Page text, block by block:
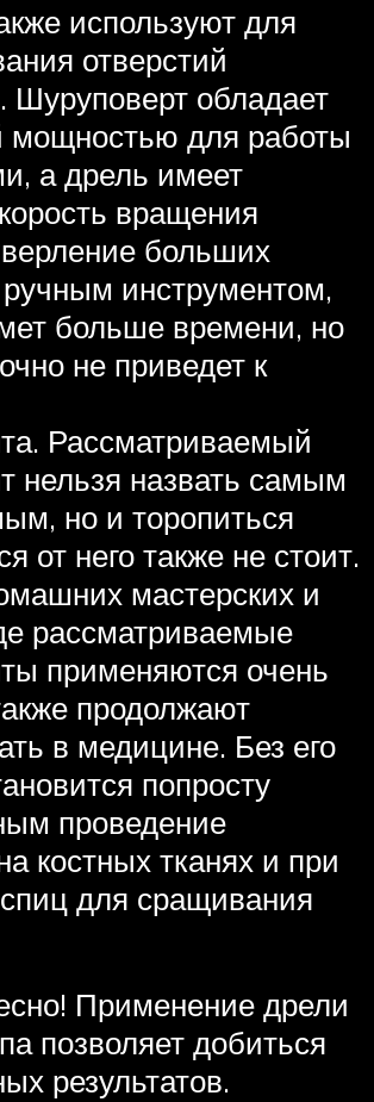
используют для
отверстий
Шуруповерт обладает
мощностью для работы
а дрель имеет
вращения
больших
ручным инструментом,
больше времени, но
не приведет к
Рассматриваемый
нельзя назвать самым
но и торопиться
от него также не стоит.
мастерских и
рассматриваемые
применяются очень
продолжают
в медицине. Без его
попросту
проведение
костных тканях и при
для сращивания
Применение дрели
позволяет добиться
результатов.